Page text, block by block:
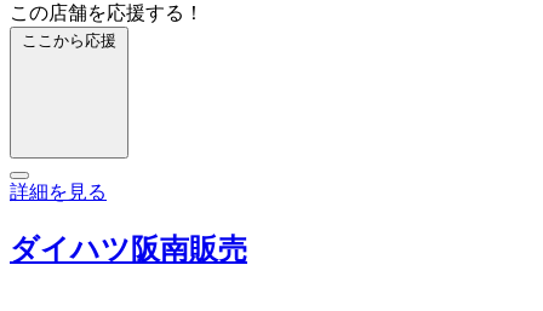
この店舗を応援する！
ここから応援
詳細を見る
ダイハツ阪南販売